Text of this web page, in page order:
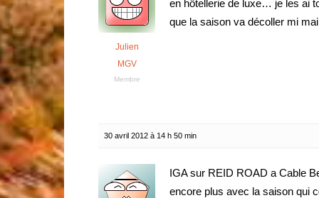
Julien
MGV
Membre
en hôtellerie de luxe… je les ai
que la saison va décoller mi
30 avril 2012 à 14 h 50 min
IGA sur REID ROAD a Cable
encore plus avec la saison qui